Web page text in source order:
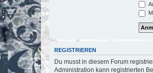
REGISTRIEREN
Du musst in diesem Forum
Administration kann registrierten